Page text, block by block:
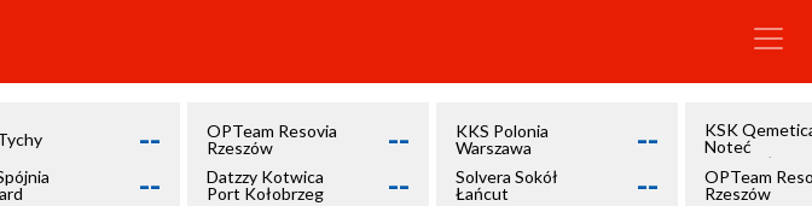
--
--
OPTeam Resovia
Rzeszów
--
Datzzy Kotwica
Port Kołobrzeg
--
KKS Polonia
Warszawa
--
Solvera Sokół
Łańcut
--
KSK
Noteć
Inowrocław
OPTeam
Rzeszów